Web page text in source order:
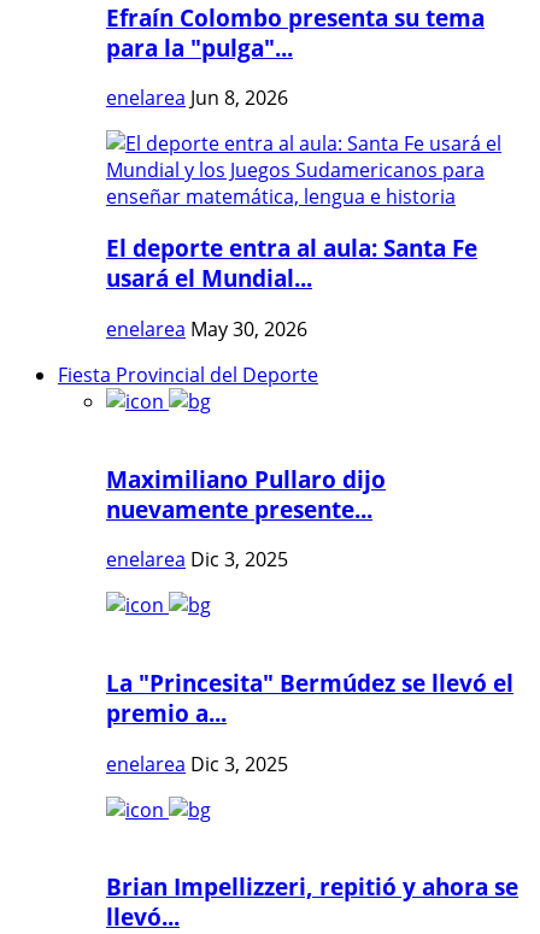
Efraín Colombo presenta su tema
para la "pulga"...
enelarea Jun 8, 2026
El deporte entra al aula: Santa Fe
usará el Mundial...
enelarea May 30, 2026
Fiesta Provincial del Deporte
Maximiliano Pullaro dijo
nuevamente presente...
enelarea Dic 3, 2025
La "Princesita" Bermúdez se llevó el
premio a...
enelarea Dic 3, 2025
Brian Impellizzeri, repitió y ahora se
llevó...